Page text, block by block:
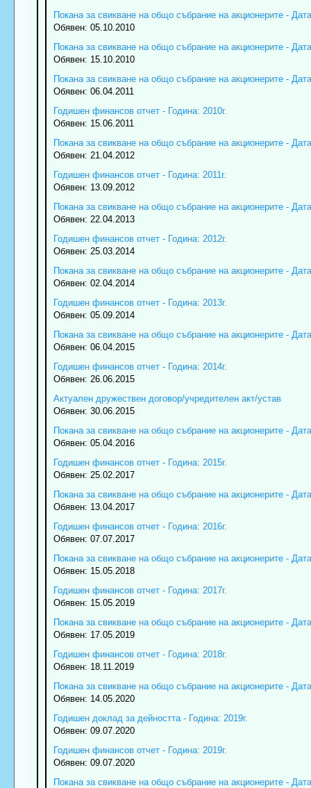
Покана за свикване на общо събрание на акционерите -
Обявен: 05.10.2010
Покана за свикване на общо събрание на акционерите -
Обявен: 15.10.2010
Покана за свикване на общо събрание на акционерите -
Обявен: 06.04.2011
Годишен финансов отчет - Година: 2010г.
Обявен: 15.06.2011
Покана за свикване на общо събрание на акционерите -
Обявен: 21.04.2012
Годишен финансов отчет - Година: 2011г.
Обявен: 13.09.2012
Покана за свикване на общо събрание на акционерите -
Обявен: 22.04.2013
Годишен финансов отчет - Година: 2012г.
Обявен: 25.03.2014
Покана за свикване на общо събрание на акционерите -
Обявен: 02.04.2014
Годишен финансов отчет - Година: 2013г.
Обявен: 05.09.2014
Покана за свикване на общо събрание на акционерите -
Обявен: 06.04.2015
Годишен финансов отчет - Година: 2014г.
Обявен: 26.06.2015
Актуален дружествен договор/учредителен акт/устав
Обявен: 30.06.2015
Покана за свикване на общо събрание на акционерите -
Обявен: 05.04.2016
Годишен финансов отчет - Година: 2015г.
Обявен: 25.02.2017
Покана за свикване на общо събрание на акционерите -
Обявен: 13.04.2017
Годишен финансов отчет - Година: 2016г.
Обявен: 07.07.2017
Покана за свикване на общо събрание на акционерите -
Обявен: 15.05.2018
Годишен финансов отчет - Година: 2017г.
Обявен: 15.05.2019
Покана за свикване на общо събрание на акционерите -
Обявен: 17.05.2019
Годишен финансов отчет - Година: 2018г.
Обявен: 18.11.2019
Покана за свикване на общо събрание на акционерите -
Обявен: 14.05.2020
Годишен доклад за дейността - Година: 2019г.
Обявен: 09.07.2020
Годишен финансов отчет - Година: 2019г.
Обявен: 09.07.2020
Покана за свикване на общо събрание на акционерите -